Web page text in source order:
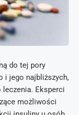
do tej pory
i jego najbliższych,
leczenia. Eksperci
możliwości